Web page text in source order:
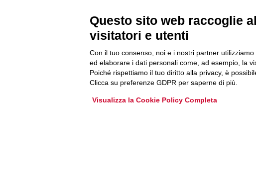
Informazioni per restare sempre aggiornati sul
mondo della cooperazione.
Archivio Newsletter
Questo sito web raccoglie
visitatori e utenti
Con il tuo consenso, noi e i nostri partner
ed elaborare i dati personali come, ad esempio, la
Poiché rispettiamo il tuo diritto alla privacy, è
Clicca su preferenze GDPR per saperne di più.
Visualizza la Cookie Policy Completa